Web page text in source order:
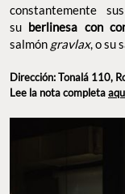
constantemente
su berlinesa con
salmón gravlax, o su
Dirección: Tonalá 110,
Lee la nota completa